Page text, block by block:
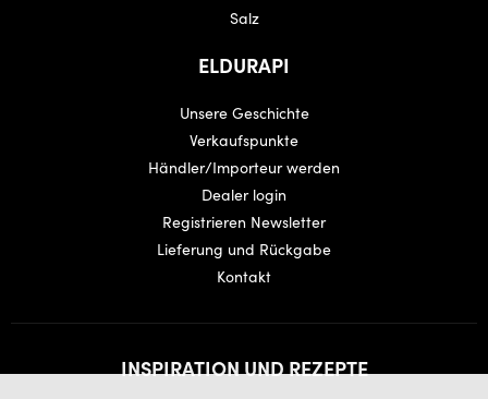
Salz
ELDURAPI
Unsere Geschichte
Verkaufspunkte
Händler/Importeur werden
Dealer login
Registrieren Newsletter
Lieferung und Rückgabe
Kontakt
INSPIRATION UND REZEPTE